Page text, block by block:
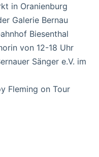
in Oranienburg
Galerie Bernau
Biesenthal
von 12-18 Uhr
Sänger e.V. im
Fleming on Tour